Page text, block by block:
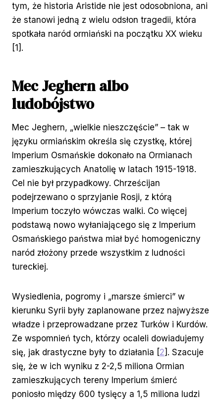
tym, że historia Aristide nie jest odosobniona, ani
że stanowi jedną z wielu odsłon tragedii, która
spotkała naród ormiański na początku XX wieku
[1].
Mec Jeghern albo
ludobójstwo
Mec Jeghern, „wielkie nieszczęście” – tak w
języku ormiańskim określa się czystkę, której
Imperium Osmańskie dokonało na Ormianach
zamieszkujących Anatolię w latach 1915-1918.
Cel nie był przypadkowy. Chrześcijan
podejrzewano o sprzyjanie Rosji, z którą
Imperium toczyło wówczas walki. Co więcej
podstawą nowo wyłaniającego się z Imperium
Osmańskiego państwa miał być homogeniczny
naród złożony przede wszystkim z ludności
tureckiej.
Wysiedlenia, pogromy i „marsze śmierci” w
kierunku Syrii były zaplanowane przez najwyższe
władze i przeprowadzane przez Turków i Kurdów.
Ze wspomnień tych, którzy ocaleli dowiadujemy
się, jak drastyczne były to działania [2]. Szacuje
się, że w ich wyniku z 2-2,5 miliona Ormian
zamieszkujących tereny Imperium śmierć
poniosło między 600 tysięcy a 1,5 miliona ludzi